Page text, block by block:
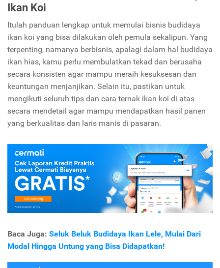
Ikan Koi
Itulah panduan lengkap untuk memulai bisnis budidaya
ikan koi yang bisa dilakukan oleh pemula sekalipun. Yang
terpenting, namanya berbisnis, apalagi dalam hal budidaya
ikan hias, kamu perlu membulatkan tekad dan berusaha
secara konsisten agar mampu meraih kesuksesan dan
keuntungan menjanjikan. Selain itu, pastikan untuk
mengikuti seluruh tips dan cara ternak ikan koi di atas
secara mendetail agar mampu mendapatkan hasil panen
yang berkualitas dan laris manis di pasaran.
Baca Juga: Seluk Beluk Budidaya Ikan Lele, Mulai Dari
Modal Hingga Untung yang Bisa Didapatkan!